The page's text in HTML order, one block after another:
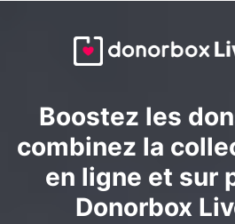
Boostez les
combinez la
en ligne et sur
Donorbox